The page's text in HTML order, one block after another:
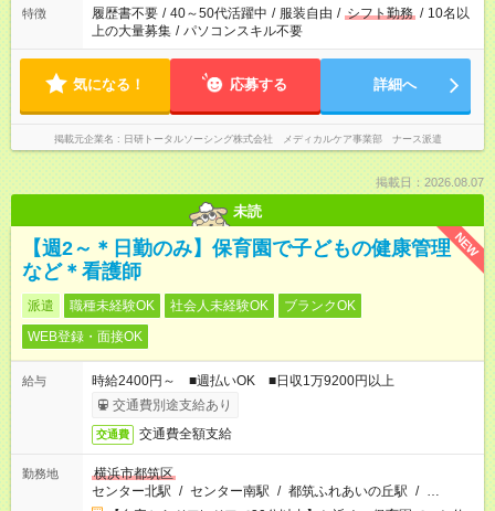
間を超える場合は応募できません
特徴 履歴書不要 / 40～50代活躍中 / 服装自由 / シフト勤務 / 10名以
上の大量募集 / パソコンスキル不要
気になる！ 応募する 詳細へ
掲載元企業名 日研トータルソーシング株式会社 メディカルケア事業部 ナース派遣
掲載日：2026.08.07
未読
NEW
【週2～＊日勤のみ】保育園で子どもの健康管理
など＊看護師
派遣 職種未経験OK 社会人未経験OK
ブランクOK
WEB登録・面接OK
給与
時給2400円～ ■週払いOK ■日収1万9200円以上
交通費別途支給あり
交通費 交通費全額支給
勤務地
横浜市都筑区
センター北駅 / センター南駅 / 都筑ふれあいの丘駅 / …